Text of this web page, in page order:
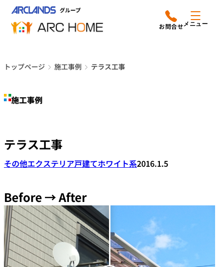
ッ
アークホームについて
施工事例
店舗案内
会社情報
よくあるご質問
サイトマップ
採用情報はこちら
メニュー
営業時間は
平日9時から18時までと
電話をかける
トップページ 施工事例 テラス工事
施工事例
テラス工事
その他エクステリア戸建てホワイト系2016.1.5
Before → After